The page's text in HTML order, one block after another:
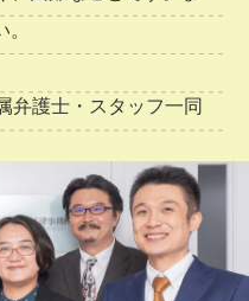
弁護士・スタッフ一同